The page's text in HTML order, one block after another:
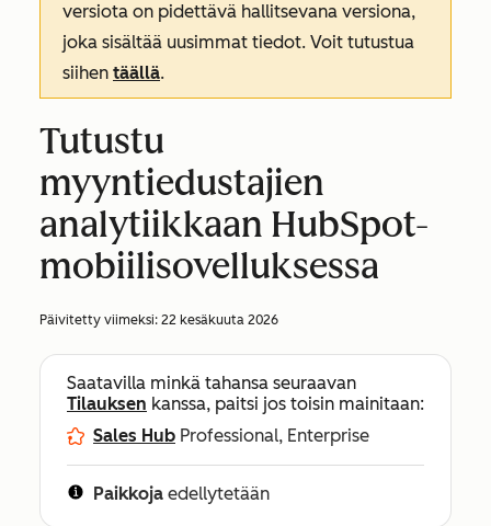
versiota on pidettävä hallitsevana versiona,
joka sisältää uusimmat tiedot. Voit tutustua
siihen täällä.
Tutustu
myyntiedustajien
analytiikkaan HubSpot-
mobiilisovelluksessa
Päivitetty viimeksi: 22 kesäkuuta 2026
Saatavilla minkä tahansa seuraavan
Tilauksen kanssa, paitsi jos toisin mainitaan:
Sales Hub Professional, Enterprise
Paikkoja edellytetään